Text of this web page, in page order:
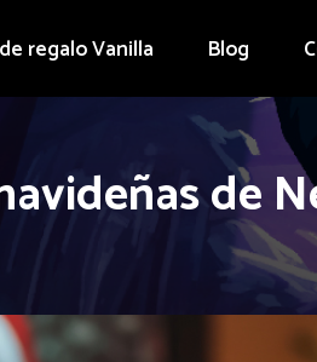
regalo Vanilla Blog
de